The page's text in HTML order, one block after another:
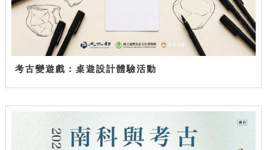
考古變遊戲：桌遊設計體驗活動